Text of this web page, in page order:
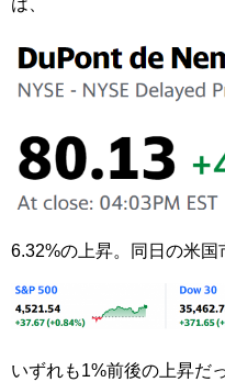
は、
6.32%の上昇。同日の米国
いずれも1%前後の上昇だ